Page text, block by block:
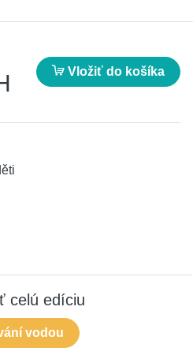
Vložiť do košíka
celú edíciu
vodou